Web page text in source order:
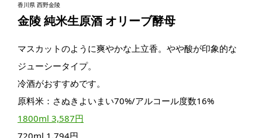
香川県 西野金陵
金陵 純米生原酒 オリーブ酵母
マスカットのように爽やかな上立香。やや酸が印象的な
ジューシータイプ。
冷酒がおすすめです。
原料米：さぬきよいまい70%/アルコール度数16%
1800ml 3,587円
720ml 1,794円